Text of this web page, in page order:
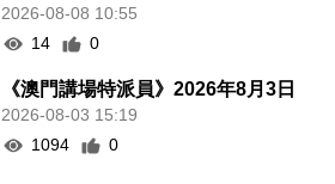
2026-08-08 10:55
14
0
《澳門講場特派員》2026年8月3日
2026-08-03 15:19
1094
0